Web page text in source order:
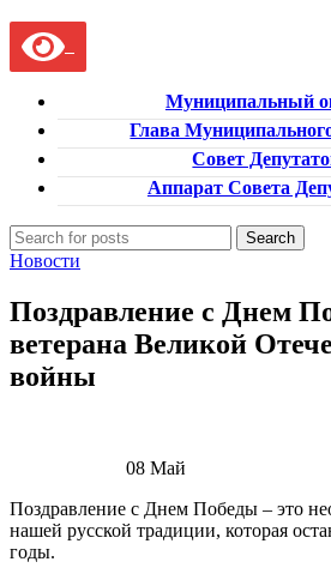
Муниципальный
Глава
Совет
Аппарат Совета
Search
Новости
Поздравление с Днем
ветерана Великой
войны
08Май
Поздравление с Днем Победы – это
нашей русской традиции, которая
годы.